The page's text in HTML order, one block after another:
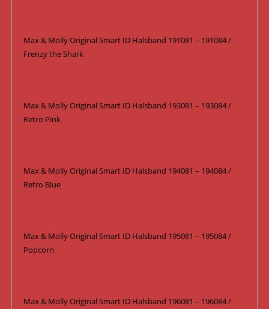
Max & Molly Original Smart ID Halsband 191081 – 191084 /
Frenzy the Shark
Max & Molly Original Smart ID Halsband 193081 – 193084 /
Retro Pink
Max & Molly Original Smart ID Halsband 194081 – 194084 /
Retro Blue
Max & Molly Original Smart ID Halsband 195081 – 195084 /
Popcorn
Max & Molly Original Smart ID Halsband 196081 – 196084 /